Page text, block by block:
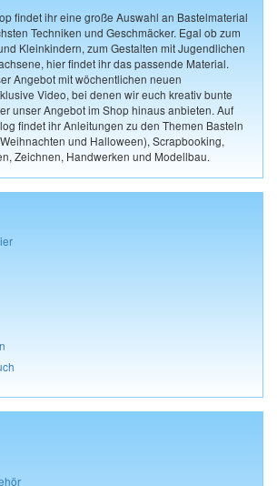
findet ihr eine große Auswahl an Bastelmaterial
Techniken und Geschmäcker. Egal ob zum
Kleinkindern, zum Gestalten mit Jugendlichen
hier findet ihr das passende Material.
Angebot mit wöchentlichen neuen
Video, bei denen wir euch kreativ bunte
unser Angebot im Shop hinaus anbieten. Auf
findet ihr Anleitungen zu den Themen Basteln
und Halloween), Scrapbooking,
Zeichnen, Handwerken und Modellbau.